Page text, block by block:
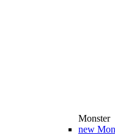
Monster
new